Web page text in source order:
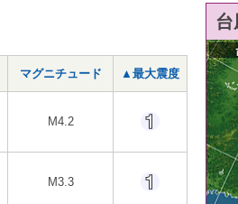
マグニチュード ▲最大震度
M4.2
M3.3